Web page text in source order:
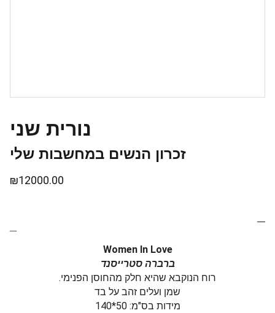
נורית שני
זכרון הנשים במחשבות שלי
₪12000.00
Women In Love
ברברה סטרייסנד
.רוח הנוקבא שהיא חלק מהחוסן הפנימי
שמן ועלים זהב על בד
מידות בס"מ: 50*140